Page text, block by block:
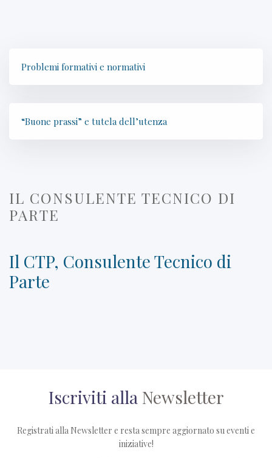
IL CONSULENTE TECNICO DI
PARTE
Il CTP, Consulente Tecnico di
Parte
Problemi formativi e normativi
“Buone prassi” e tutela dell’utenza
Iscriviti alla Newsletter
Registrati alla Newsletter e resta sempre aggiornato su eventi e
iniziative!